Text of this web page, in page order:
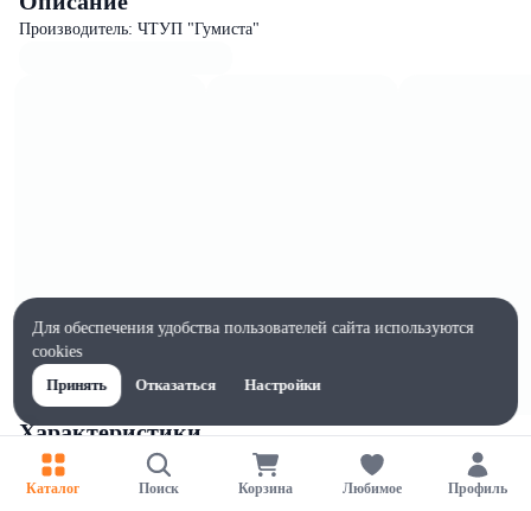
Производитель: ЧТУП "Гумиста"
Характеристики
Ширина, мм
250
Каталог Поиск Корзина Любимое Профиль
Для обеспечения удобства пользователей сайта используются
cookies
Принять
Отказаться Настройки